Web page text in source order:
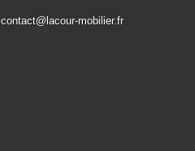
contact@lacour-mobilier.fr